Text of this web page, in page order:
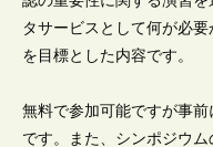
タサービスとして何が必要
を目標とした内容です。
無料で参加可能ですが事
です。また、シンポジウム